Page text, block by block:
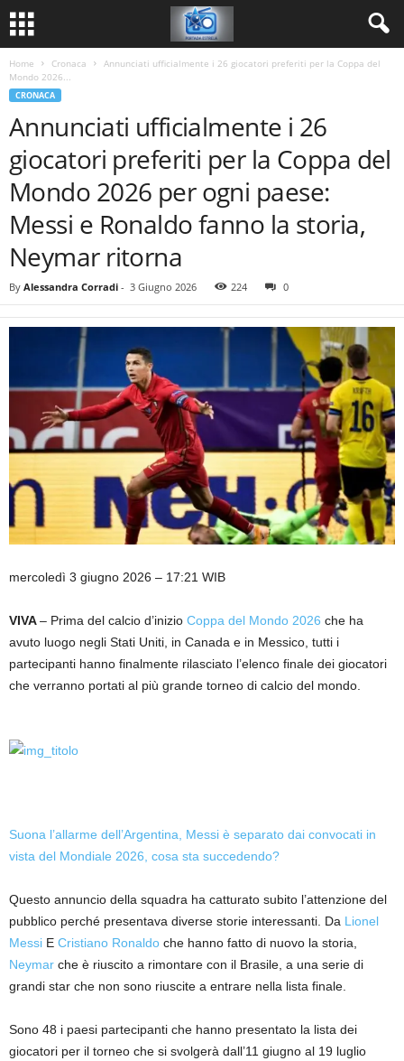
Home Cronaca
Annunciati ufficialmente i 26 giocatori preferiti per la Coppa del
Mondo 2026...
CRONACA
Annunciati ufficialmente i 26
giocatori preferiti per la Coppa del
Mondo 2026 per ogni paese:
Messi e Ronaldo fanno la storia,
Neymar ritorna
By Alessandra Corradi - 3 Giugno 2026 224 0
mercoledì 3 giugno 2026 – 17:21 WIB
VIVA– Prima del calcio d’inizio Coppa del Mondo 2026 che ha
avuto luogo negli Stati Uniti, in Canada e in Messico, tutti i
partecipanti hanno finalmente rilasciato l’elenco finale dei giocatori
che verranno portati al più grande torneo di calcio del mondo.
Suona l’allarme dell’Argentina, Messi è separato dai convocati in
vista del Mondiale 2026, cosa sta succedendo?
Questo annuncio della squadra ha catturato subito l’attenzione del
pubblico perché presentava diverse storie interessanti. Da Lionel
Messi E Cristiano Ronaldo che hanno fatto di nuovo la storia,
Neymar che è riuscito a rimontare con il Brasile, a una serie di
grandi star che non sono riuscite a entrare nella lista finale.
Sono 48 i paesi partecipanti che hanno presentato la lista dei
giocatori per il torneo che si svolgerà dall’11 giugno al 19 luglio